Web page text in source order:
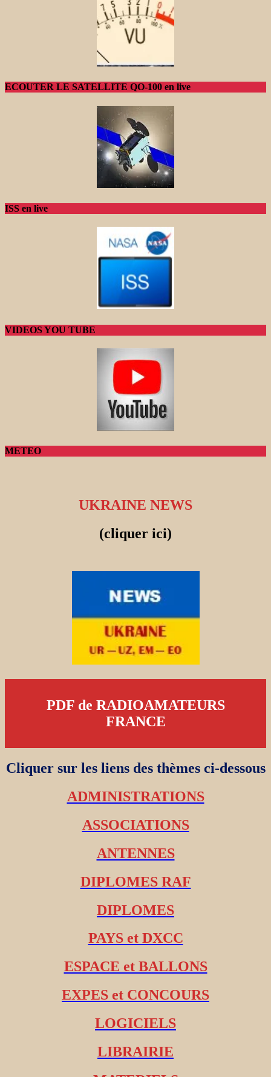
ECOUTER LE SATELLITE QO-100 en live
ISS en live
VIDEOS YOU TUBE
METEO
UKRAINE NEWS
(cliquer ici)
PDF de RADIOAMATEURS
FRANCE
Cliquer sur les liens des thèmes ci-dessous
ADMINISTRATIONS
ASSOCIATIONS
ANTENNES
DIPLOMES RAF
DIPLOMES
PAYS et DXCC
ESPACE et BALLONS
EXPES et CONCOURS
LOGICIELS
LIBRAIRIE